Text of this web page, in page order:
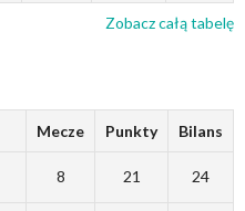
Zobacz całą tabelę
Mecze Punkty Bilans
8 21 24